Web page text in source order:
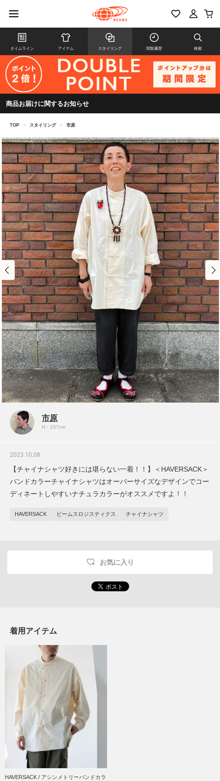
タイムライン アイテム スタイリング 閲覧履歴 検索
商品お届けに関するお知らせ
TOP > スタイリング > 市原
市原
H：157cm
2023.10.08
【チャイナシャツ好きには堪らない一着！！】＜HAVERSACK＞
バンドカラーチャイナシャツはオーバーサイズなデザインでコー
ディネートしやすいナチュラカラーがオススメですよ！！
HAVERSACK ビームスロジスティクス チャイナシャツ
お気に入り
着用アイテム
HAVERSACK / アシンメトリーバンドカラ